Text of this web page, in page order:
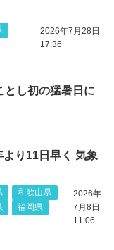
2026年7月28日
17:36
し初の猛暑日に
り11日早く 気象
和歌山県
福岡県
2026年
7月8日
11:06